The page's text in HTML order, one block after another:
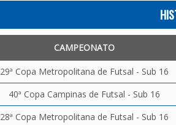
CAMPEONATO
29ª Copa Metropolitana de Futsal - Sub 16
40ª Copa Campinas de Futsal - Sub 16
28ª Copa Metropolitana de Futsal - Sub 16